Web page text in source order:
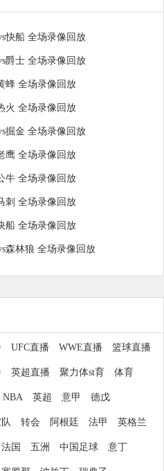
快船 全场录像回放
爵士 全场录像回放
蜂 全场录像回放
火 全场录像回放
掘金 全场录像回放
鹰 全场录像回放
牛 全场录像回放
刺 全场录像回放
船 全场录像回放
森林狼 全场录像回放
UFC直播 WWE直播 篮球直播
英超直播 聚力体st育 体育
NBA 英超 意甲 德戊
队 转会 阿根廷 法甲 英格兰
法国 五洲 中国足球 意丁